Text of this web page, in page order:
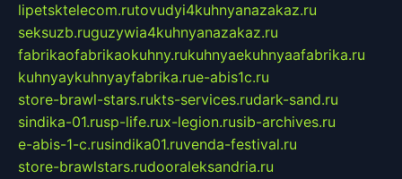
lipetsktelecom.rutovudyi4kuhnyanazakaz.ru
seksuzb.ruguzywia4kuhnyanazakaz.ru
fabrikaofabrikaokuhny.rukuhnyaekuhnyaafabrika.ru
kuhnyaykuhnyayfabrika.rue-abis1c.ru
store-brawl-stars.rukts-services.rudark-sand.ru
sindika-01.rusp-life.rux-legion.rusib-archives.ru
e-abis-1-c.rusindika01.ruvenda-festival.ru
store-brawlstars.rudooraleksandria.ru